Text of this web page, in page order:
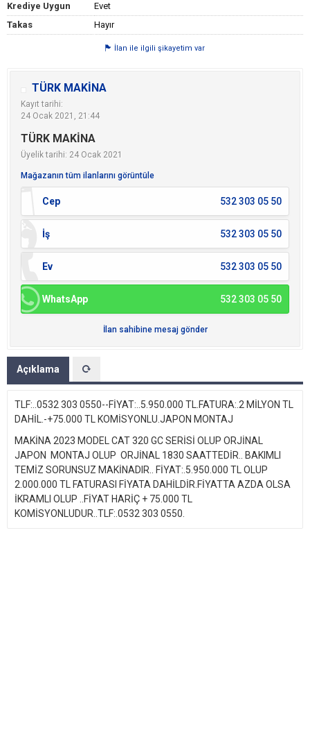
Krediye Uygun
Evet
Takas
Hayır
İlan ile ilgili şikayetim var
TÜRK MAKİNA
Kayıt tarihi:
24 Ocak 2021, 21:44
TÜRK MAKİNA
Üyelik tarihi: 24 Ocak 2021
Mağazanın tüm ilanlarını görüntüle
Cep 532 303 05 50
İş 532 303 05 50
Ev 532 303 05 50
WhatsApp 532 303 05 50
İlan sahibine mesaj gönder
Açıklama
TLF:..0532 303 0550--FİYAT:..5.950.000 TL.FATURA:.2 MİLYON TL
DAHİL.-+75.000 TL KOMİSYONLU.JAPON MONTAJ
MAKİNA 2023 MODEL CAT 320 GC SERİSİ OLUP ORJİNAL
JAPON MONTAJ OLUP ORJİNAL 1830 SAATTEDİR.. BAKIMLI
TEMİZ SORUNSUZ MAKİNADIR.. FİYAT:.5.950.000 TL OLUP
2.000.000 TL FATURASI FİYATA DAHİLDİR.FİYATTA AZDA OLSA
İKRAMLI OLUP ..FİYAT HARİÇ + 75.000 TL
KOMİSYONLUDUR..TLF:.0532 303 0550.